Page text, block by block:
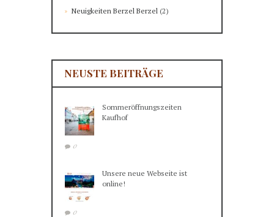
Neuigkeiten Berzel Berzel (2)
NEUSTE BEITRÄGE
Sommeröffnungszeiten
Kaufhof
0
Unsere neue Webseite ist
online!
0